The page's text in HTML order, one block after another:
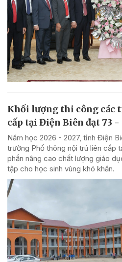
Khối lượng thi công các
cấp tại Điện Biên đạt 73 -
Năm học 2026 - 2027, tỉnh Điện
trường Phổ thông nội trú liên cấp
phần nâng cao chất lượng giáo
tập cho học sinh vùng khó khăn.